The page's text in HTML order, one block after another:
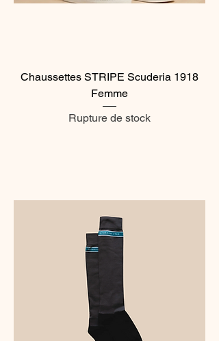
Chaussettes STRIPE Scuderia 1918
Femme
Rupture de stock